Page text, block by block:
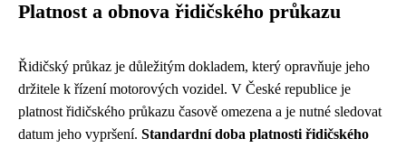
Platnost a obnova řidičského průkazu
Řidičský průkaz je důležitým dokladem, který opravňuje jeho
držitele k řízení motorových vozidel. V České republice je
platnost řidičského průkazu časově omezena a je nutné sledovat
datum jeho vypršení. Standardní doba platnosti řidičského